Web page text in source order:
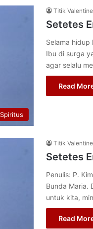
Spiritus
Titik Valentine
Setetes
Selama
Ibu di surga
agar selalu
Read
Titik Valentine
Setetes
Penulis: P.
Bunda Maria.
untuk kita,
Read